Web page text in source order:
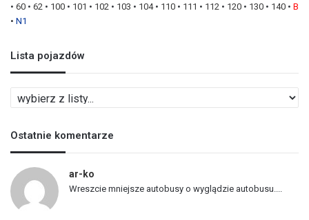
• 60 • 62 • 100 • 101 • 102 • 103 • 104• 110 • 111 • 112 • 120 • 130 • 140 • B
• N1
Lista pojazdów
i
t
a
o
j
Ostatnie komentarze
ar-ko
Wreszcie mniejsze autobusy o wyglądzie autobusu....